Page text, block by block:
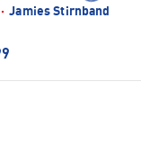
· Jamies Stirnband